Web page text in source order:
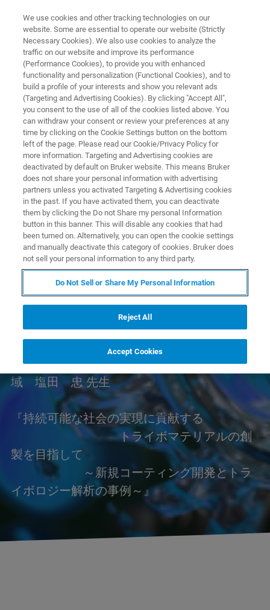
ワークショップ名古屋 2025 【7月15日】
ナノスケール表面解析・材料評
価ワークショップ2025【名古
屋】
ナノスケール表面解析・材料評価ワークショ
ップ2025【名古屋】
～岡山大学 塩田准教授による講演＋装置デモ
で学ぶ実践的材料評価～
摩擦摩耗試験／白色干渉型顕微鏡／ナノイン
デンター
日時：2025年7月15日（火） 13:00-16:30 会
場：ウインクあいち
岡山大学 学術研究院 環境生命自然科学学
域 塩田 忠 先生
『持続可能な社会の実現に貢献する
トライボマテリアルの創
製を目指して
～新規コーティング開発とトラ
イボロジー解析の事例～』
We use cookies and other tracking technologies on our
website. Some are essential to operate our website (Strictly
Necessary Cookies). We also use cookies to analyze the
traffic on our website and improve its performance
(Performance Cookies), to provide you with enhanced
functionality and personalization (Functional Cookies), and to
build a profile of your interests and show you relevant ads
(Targeting and Advertising Cookies). By clicking "Accept All",
you consent to the use of all of the cookies listed above. You
can withdraw your consent or review your preferences at any
time by clicking on the Cookie Settings button on the bottom
left of the page. Please read our Cookie/Privacy Policy for
more information. Targeting and Advertising cookies are
deactivated by default on Bruker website. This means Bruker
does not share your personal information with advertising
partners unless you activated Targeting & Advertising cookies
in the past. If you have activated them, you can deactivate
them by clicking the Do not Share my personal Information
button in this banner. This will disable any cookies that had
been turned on. Alternatively, you can open the cookie settings
and manually deactivate this category of cookies. Bruker does
not sell your personal information to any third party.
Do Not Sell or Share My Personal Information
Reject All
Accept Cookies